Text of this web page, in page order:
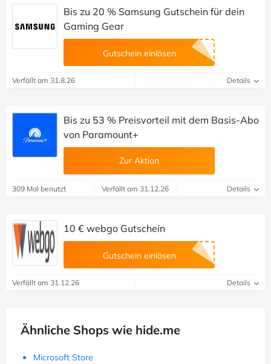
Bis zu 20 % Samsung Gutschein für dein
Gaming Gear
Gutschein einlösen
Verfällt am 31.8.26 Details
Bis zu 53 % Preisvorteil mit dem Basis-Abo
von Paramount+
Zur Aktion
309 Mal benutzt Verfällt am 31.12.26 Details
10 € webgo Gutschein
Gutschein einlösen
Verfällt am 31.12.26 Details
Ähnliche Shops wie hide.me
Microsoft Store